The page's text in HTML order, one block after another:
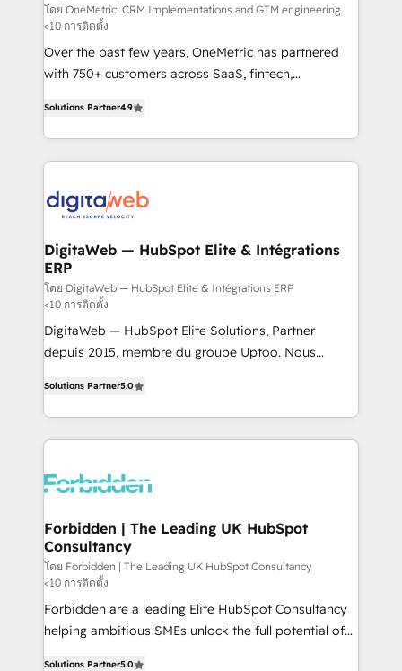
HubSpot environments that teams use with
confidence and that leadership can rely on for
scalable revenue insights.
โดย OneMetric: CRM Implementations and GTM engineering
<10 การติดตั้ง
Over the past few years, OneMetric has partnered
with 750+ customers across SaaS, fintech,
150+ HubSpot-certified experts, we deliver scalable
solutions to complex GTM and RevOps challenges.
Our Expertise 🔹 Onboarding & Implementation:
tailored to your GTM motion. 🔹 Migrations: Move
downtime. 🔹 RevOps Strategy: Align teams,
processes, and data to drive revenue efficiency. 🔹
Integrations: Connect HubSpot with your tech stack
for better adoption. 🔹 Custom Solutions: Build
tailored apps, workflows, and configurations. We are
SOC 2 Type II and ISO 27001 certified, reinforcing
OneMetric that matters most: revenue.
Solutions Partner4.9
DigitaWeb — HubSpot Elite & Intégrations
ERP
โดย DigitaWeb — HubSpot Elite & Intégrations ERP
<10 การติดตั้ง
DigitaWeb — HubSpot Elite Solutions, Partner
depuis 2015, membre du groupe Uptoo. Nous
Ventes et Service sur HubSpot grâce à la Revenue
Architecture : alignement des équipes, pipeline
prévisible, croissance mesurable. 🔌 Intégrations
Dynamics..), VOIP (Aircall, Ringover, Modjo), Shopify,
Extensions (React), Serverless Node.js, Custom
Objects, thèmes HubL, agents IA & Breeze AI. 🎯
Secteurs : Industrie, Distribution B2B, SaaS, Services
B2B, Immobilier, Viticulture, Finance. 🚀 Nos livrables
: migration sécurisée, implémentation Marketing +
Sales + Service Hub, synchronisation ERP ↔
Solutions Partner5.0
Forbidden | The Leading UK HubSpot
Consultancy
โดย Forbidden | The Leading UK HubSpot Consultancy
<10 การติดตั้ง
Forbidden are a leading Elite HubSpot Consultancy
helping ambitious SMEs unlock the full potential of
Solutions Partner5.0